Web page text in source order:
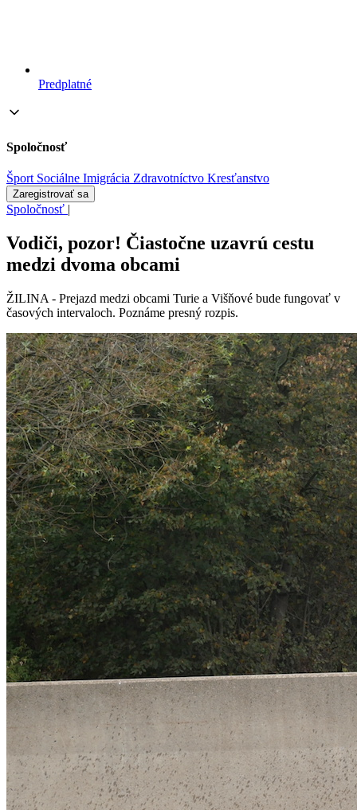
Predplatné
Spoločnosť
Šport Sociálne Imigrácia Zdravotníctvo Kresťanstvo
Zaregistrovať sa
Spoločnosť |
Vodiči, pozor! Čiastočne uzavrú cestu
medzi dvoma obcami
ŽILINA - Prejazd medzi obcami Turie a Višňové bude fungovať v
časových intervaloch. Poznáme presný rozpis.